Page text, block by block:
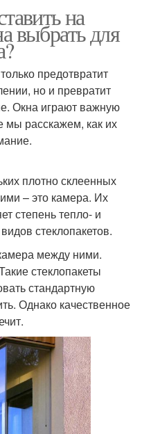
на
выбрать для
предотвратит
но и превратит
Окна играют важную
мы расскажем, как их
плотно склеенных
– это камера. Их
степень тепло- и
стеклопакетов.
между ними.
стеклопакеты
стандартную
Однако качественное